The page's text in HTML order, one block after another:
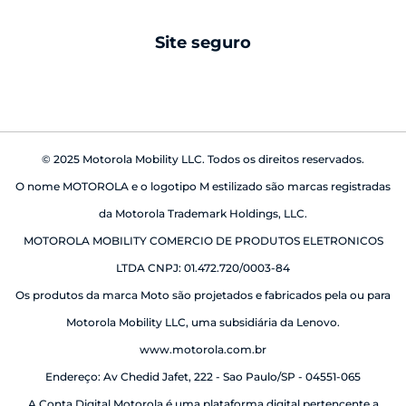
babá eletrônica
Site seguro
© 2025 Motorola Mobility LLC. Todos os direitos reservados.
O nome MOTOROLA e o logotipo M estilizado são marcas registradas
da Motorola Trademark Holdings, LLC.
MOTOROLA MOBILITY COMERCIO DE PRODUTOS ELETRONICOS
LTDA CNPJ: 01.472.720/0003-84
Os produtos da marca Moto são projetados e fabricados pela ou para
Motorola Mobility LLC, uma subsidiária da Lenovo.
www.motorola.com.br
Endereço: Av Chedid Jafet, 222 - Sao Paulo/SP - 04551-065